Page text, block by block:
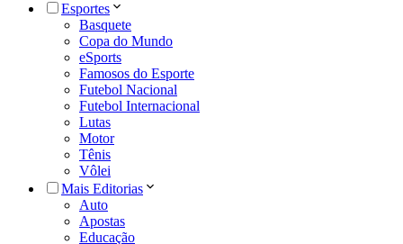
Esportes
Basquete
Copa do Mundo
eSports
Famosos do Esporte
Futebol Nacional
Futebol Internacional
Lutas
Motor
Tênis
Vôlei
Mais Editorias
Auto
Apostas
Educação